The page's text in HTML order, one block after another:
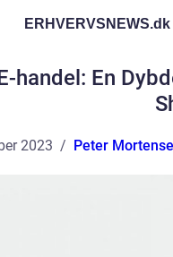
ERHVERVSNEWS.dk
handel: En
2023 Peter